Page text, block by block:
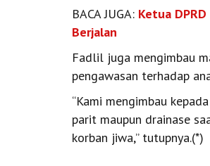
BACA JUGA: Ketua
Berjalan
Fadlil juga mengimbau
pengawasan terhadap
“Kami mengimbau
parit maupun drainase
korban jiwa,” tutupnya.(*)